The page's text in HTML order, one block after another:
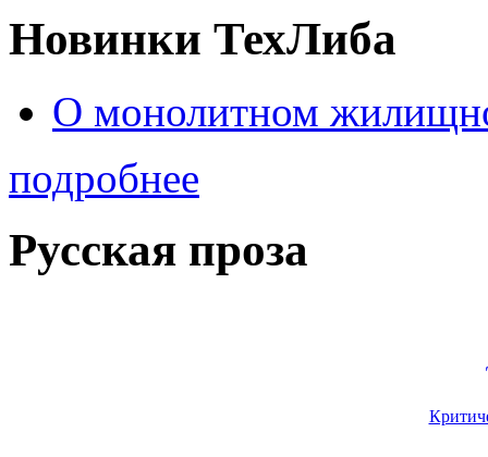
Новинки ТехЛиба
О монолитном
подробнее
Русская проза